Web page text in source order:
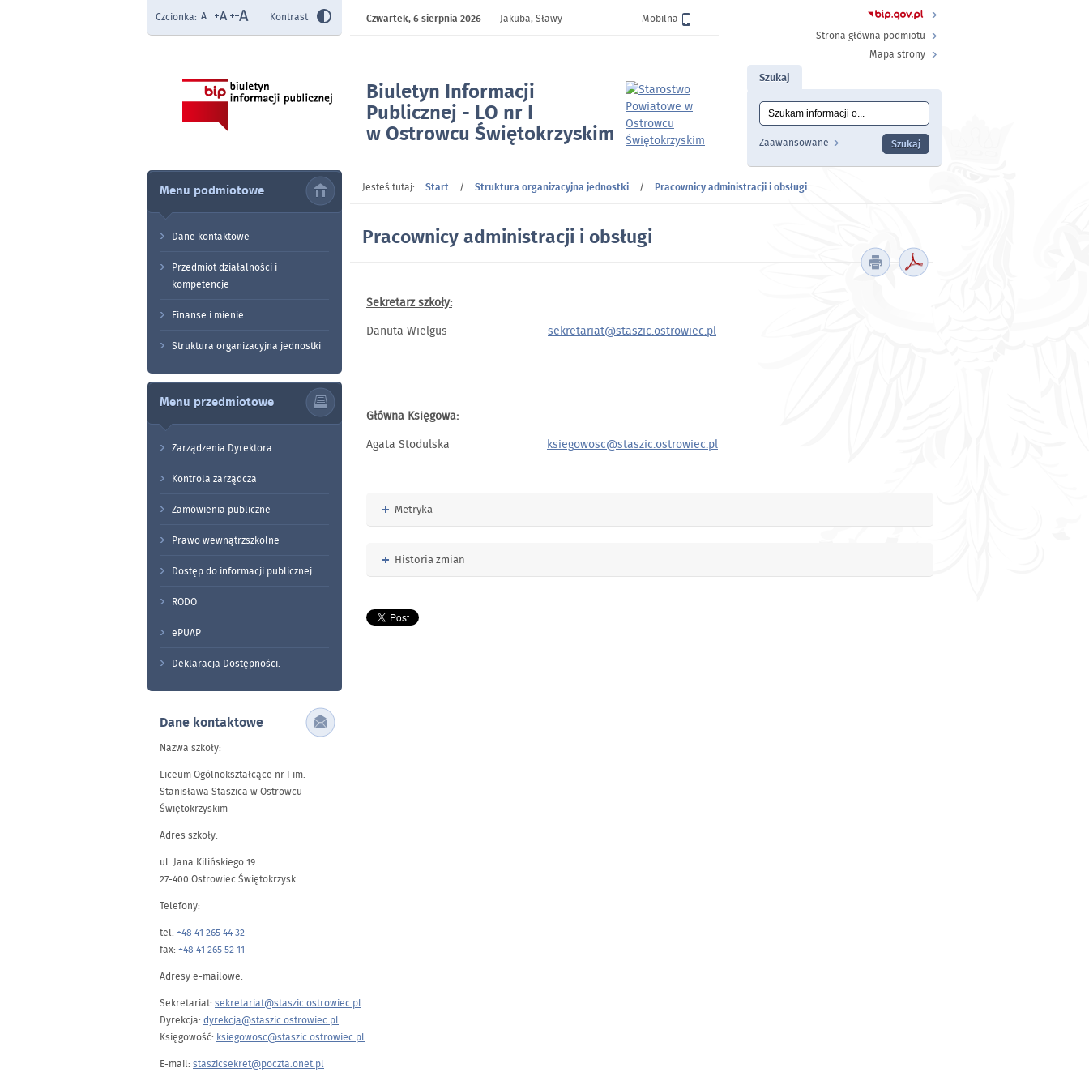
Biuletyn Informacji
Publicznej - LO nr I
w Ostrowcu Świętokrzyskim
- Pracownicy administracji i obsługi
Czcionka: Kontrast Wersja
Mobilna
Czwartek,6 sierpnia 2026
Jakuba, Sławy
Strona główna podmiotu
Mapa strony
Szukaj
Wyszukiwanie
Zaawansowane
Menu podmiotowe
Dane kontaktowe
Przedmiot działalności i
kompetencje
Finanse i mienie
Struktura organizacyjna jednostki
Menu przedmiotowe
Zarządzenia Dyrektora
Kontrola zarządcza
Zamówienia publiczne
Prawo wewnątrzszkolne
Dostęp do informacji publicznej
RODO
ePUAP
Deklaracja Dostępności.
Dane kontaktowe
Nazwa szkoły:
Liceum Ogólnokształcące nr I im.
Stanisława Staszica w Ostrowcu
Świętokrzyskim
Adres szkoły:
ul. Jana Kilińskiego 19
27-400 Ostrowiec Świętokrzysk
Telefony:
tel. +48 41 265 44 32
fax: +48 41 265 52 11
Adresy e-mailowe:
Sekretariat: sekretariat@staszic.ostrowiec.pl
Dyrekcja: dyrekcja@staszic.ostrowiec.pl
Księgowość: ksiegowosc@staszic.ostrowiec.pl
E-mail: staszicsekret@poczta.onet.pl
Jesteś tutaj: Start / Struktura organizacyjna jednostki / Pracownicy administracji i obsługi
Pracownicy administracji i obsługi
Sekretarz szkoły:
Danuta Wielgus sekretariat@staszic.ostrowiec.pl
Główna Księgowa:
Agata Stodulska ksiegowosc@staszic.ostrowiec.pl
Rozwiń
Metryka
Rozwiń
Historia zmian